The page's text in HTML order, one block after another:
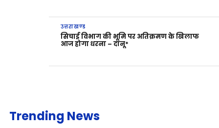
उत्तराखण्ड
सिचाई विभाग की भूमि पर अतिक्रमण के खिलाफ
आज होगा धरना – दानू*
Trending News